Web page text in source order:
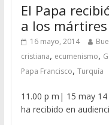
El Papa
a los
16 mayo, 2014
cristiana, ecumenismo,
Papa Francisco, Turquía
11.00 p m| 15 may 14
ha recibido en